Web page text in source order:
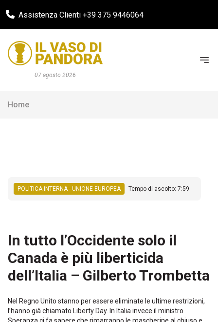
Assistenza Clienti +39 375 9446064
07 agosto 2026
Home
POLITICA INTERNA - UNIONE EUROPEA Tempo di ascolto: 7:59
In tutto l’Occidente solo il
Canada è più liberticida
dell’Italia – Gilberto Trombetta
Nel Regno Unito stanno per essere eliminate le ultime restrizioni,
l’hanno già chiamato Liberty Day. In Italia invece il ministro